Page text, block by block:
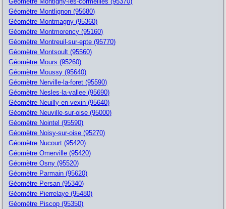
Géomètre Montlignon (95680)
Géomètre Montmagny (95360)
Géomètre Montmorency (95160)
Géomètre Montreuil-sur-epte (95770)
Géomètre Montsoult (95560)
Géomètre Mours (95260)
Géomètre Moussy (95640)
Géomètre Nerville-la-foret (95590)
Géomètre Nesles-la-vallee (95690)
Géomètre Neuilly-en-vexin (95640)
Géomètre Neuville-sur-oise (95000)
Géomètre Nointel (95590)
Géomètre Noisy-sur-oise (95270)
Géomètre Nucourt (95420)
Géomètre Omerville (95420)
Géomètre Osny (95520)
Géomètre Parmain (95620)
Géomètre Persan (95340)
Géomètre Pierrelaye (95480)
Géomètre Piscop (95350)